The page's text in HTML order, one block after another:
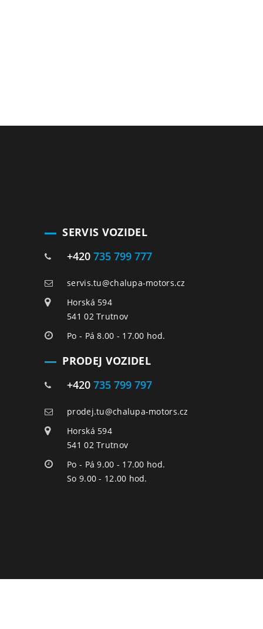
SERVIS VOZIDEL
+420 735 799 777
servis.tu@chalupa-motors.cz
Horská 594
541 02 Trutnov
Po - Pá 8.00 - 17.00 hod.
PRODEJ VOZIDEL
+420 735 799 797
prodej.tu@chalupa-motors.cz
Horská 594
541 02 Trutnov
Po - Pá 9.00 - 17.00 hod.
So 9.00 - 12.00 hod.